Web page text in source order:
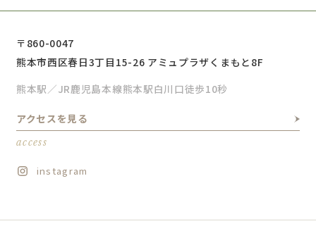
〒860-0047
熊本市西区春日3丁目15-26 アミュプラザくまもと8F
熊本駅／JR鹿児島本線熊本駅白川口徒歩10秒
アクセスを見る
access
instagram